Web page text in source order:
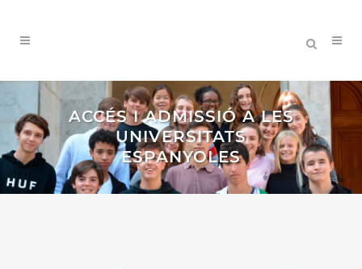
ACCÉS I ADMISSIÓ A LES
UNIVERSITATS
ESPANYOLES